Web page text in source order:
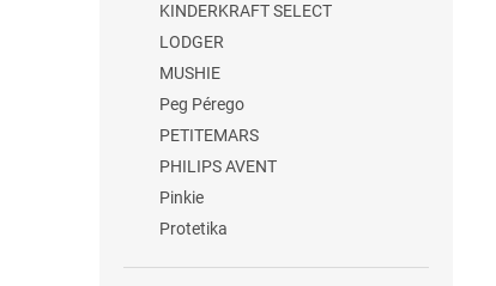
KINDERKRAFT SELECT
LODGER
MUSHIE
Peg Pérego
PETITEMARS
PHILIPS AVENT
Pinkie
Protetika